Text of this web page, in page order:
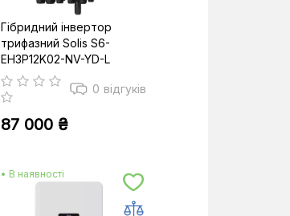
Гібридний інвертор
трифазний Solis S6-
EH3P12K02-NV-YD-L
0 відгуків
87 000 ₴
• В наявності